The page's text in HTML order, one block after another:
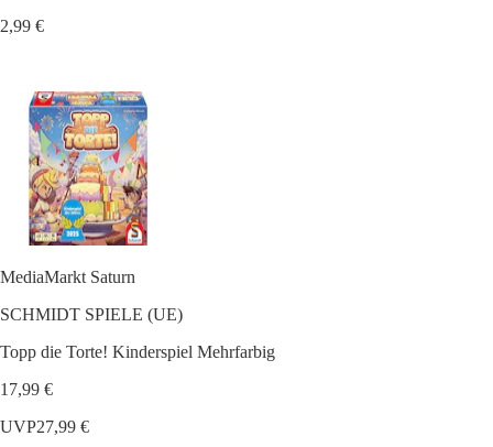
2,99 €
MediaMarkt Saturn
SCHMIDT SPIELE (UE)
Topp die Torte! Kinderspiel Mehrfarbig
17,99 €
UVP27,99 €